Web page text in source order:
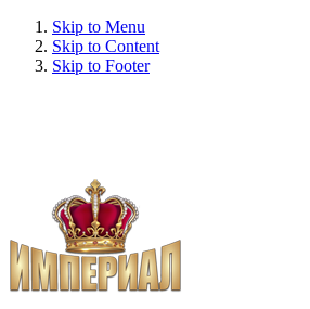
Skip to Menu
Skip to Content
Skip to Footer